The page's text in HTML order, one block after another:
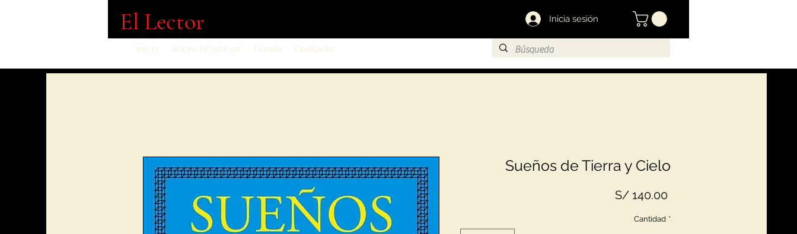
El Lector Inicia sesión
Inicio Sobre Nosotros Tienda Contacto
Sueños de Tierra y Cielo
S/ 140.00Precio
Cantidad *